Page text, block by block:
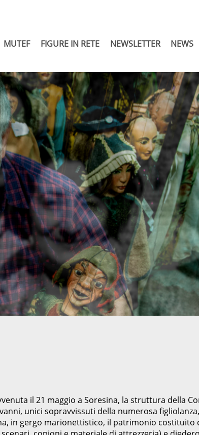
MUTEF FIGURE IN RETE NEWSLETTER NEWS
il 21 maggio a Soresina, la struttura della
unici sopravvissuti della numerosa
in gergo marionettistico, il patrimonio costituito